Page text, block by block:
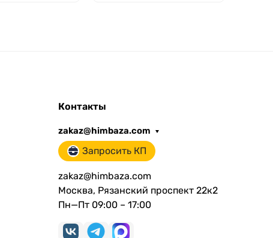
Контакты
zakaz@himbaza.com
Запросить КП
zakaz@himbaza.com
Москва, Рязанский проспект 22к2
Пн—Пт 09:00 – 17:00